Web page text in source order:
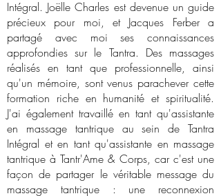
Intégral. Joëlle Charles est devenue un guide
précieux pour moi, et Jacques Ferber a
partagé avec moi ses connaissances
approfondies sur le Tantra. Des massages
réalisés en tant que professionnelle, ainsi
qu'un mémoire, sont venus parachever cette
formation riche en humanité et spiritualité.
J'ai également travaillé en tant qu'assistante
en massage tantrique au sein de Tantra
Intégral et en tant qu'assistante en massage
tantrique à Tantr'Ame & Corps, car c'est une
façon de partager le véritable message du
massage tantrique : une reconnexion